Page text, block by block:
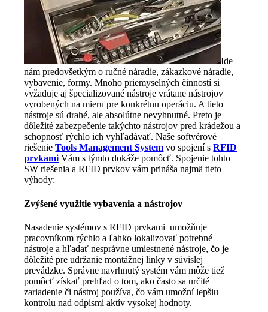
Ide
nám predovšetkým o ručné náradie, zákazkové náradie,
vybavenie, formy. Mnoho priemyselných činností si
vyžaduje aj špecializované nástroje vrátane nástrojov
vyrobených na mieru pre konkrétnu operáciu. A tieto
nástroje sú drahé, ale absolútne nevyhnutné. Preto je
dôležité zabezpečenie takýchto nástrojov pred krádežou a
schopnosť rýchlo ich vyhľadávať. Naše softvérové
riešenieTools Management System vo spojení sRFID
prvkami Vám s týmto dokáže pomôcť. Spojenie tohto
SW riešenia a RFID prvkov vám prináša najmä tieto
výhody:
Zvýšené využitie vybavenia a nástrojov
Nasadenie systémov s RFID prvkami umožňuje
pracovníkom rýchlo a ľahko lokalizovať potrebné
nástroje a hľadať nesprávne umiestnené nástroje, čo je
dôležité pre udržanie montážnej linky v súvislej
prevádzke. Správne navrhnutý systém vám môže tiež
pomôcť získať prehľad o tom, ako často sa určité
zariadenie či nástroj používa, čo vám umožní lepšiu
kontrolu nad odpismi aktív vysokej hodnoty.